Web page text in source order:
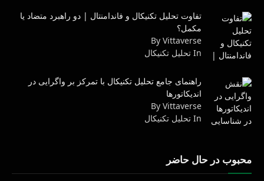
تفاوت تحلیل تکنیکال و فاندامنتال | دو راهبرد متضاد یا
مکمل؟
By Vittaverse
In تحليل تكنيكال
راهنمای جامع تحلیل تکنیکال با تمرکز بر واگرایی در
اندیکاتورها
By Vittaverse
In تحليل تكنيكال
محبوب در حال حاضر